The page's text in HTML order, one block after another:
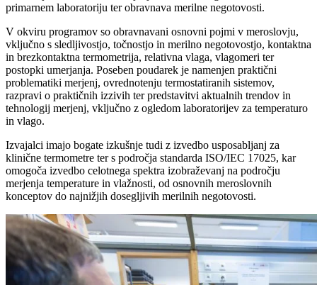
primarnem laboratoriju ter obravnava merilne negotovosti.
V okviru programov so obravnavani osnovni pojmi v meroslovju,
vključno s sledljivostjo, točnostjo in merilno negotovostjo, kontaktna
in brezkontaktna termometrija, relativna vlaga, vlagomeri ter
postopki umerjanja. Poseben poudarek je namenjen praktični
problematiki merjenj, ovrednotenju termostatiranih sistemov,
razpravi o praktičnih izzivih ter predstavitvi aktualnih trendov in
tehnologij merjenj, vključno z ogledom laboratorijev za temperaturo
in vlago.
Izvajalci imajo bogate izkušnje tudi z izvedbo usposabljanj za
klinične termometre ter s področja standarda ISO/IEC 17025, kar
omogoča izvedbo celotnega spektra izobraževanj na področju
merjenja temperature in vlažnosti, od osnovnih meroslovnih
konceptov do najnižjih dosegljivih merilnih negotovosti.